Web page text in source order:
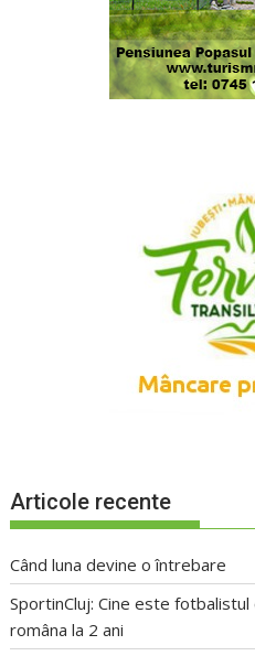
Articole recente
Când luna devine o întrebare
SportinCluj: Cine este
româna la 2 ani